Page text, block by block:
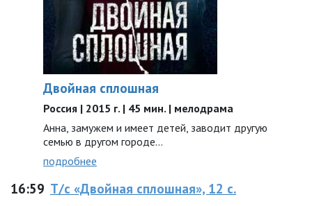
Двойная сплошная
Россия | 2015 г. | 45 мин. | мелодрама
Анна, замужем и имеет детей, заводит другую
семью в другом городе...
подробнее
16:59 Т/с «Двойная сплошная», 12 с.